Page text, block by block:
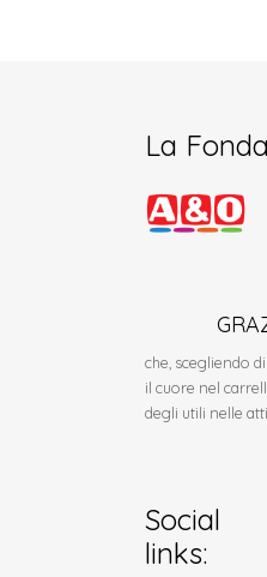
La
che, scegliendo
il cuore nel
degli utili nelle
Social
links: